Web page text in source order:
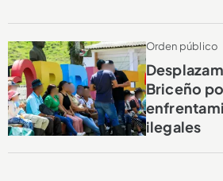
Orden público
Briceño
ilegales